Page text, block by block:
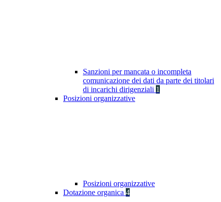
Sanzioni per mancata o incompleta
comunicazione dei dati da parte dei titolari
di incarichi dirigenziali 1
Posizioni organizzative
Posizioni organizzative
Dotazione organica 4